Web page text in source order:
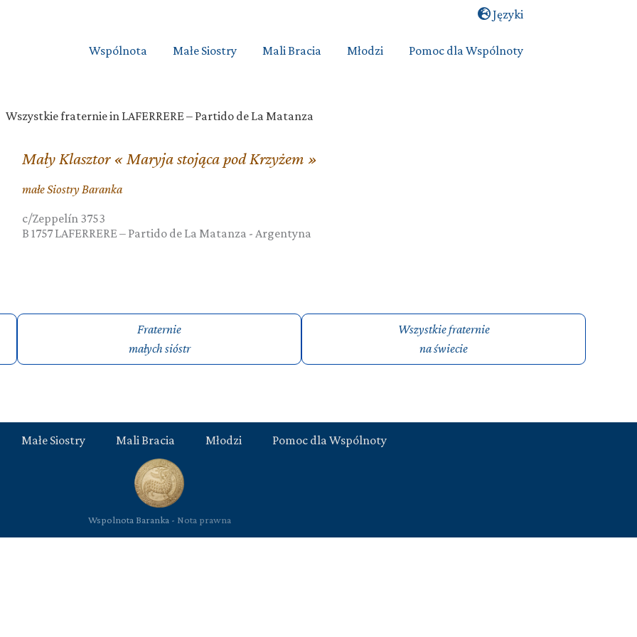
Języki
Wspólnota Małe Siostry Mali Bracia Młodzi Pomoc dla Wspólnoty
Wszystkie fraternie in LAFERRERE – Partido de La Matanza
Mały Klasztor « Maryja stojąca pod Krzyżem »
małe Siostry Baranka
c/Zeppelín 3753
B 1757 LAFERRERE – Partido de La Matanza - Argentyna
Fraternie
małych sióstr
Wszystkie fraternie
na świecie
Małe Siostry Mali Bracia Młodzi Pomoc dla Wspólnoty
Wspolnota Baranka - Nota prawna